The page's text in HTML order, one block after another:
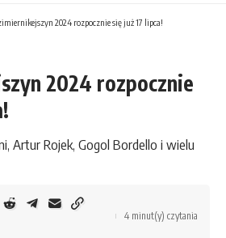
2024 rozpocznie się już 17 lipca!
2024 rozpocznie
Artur Rojek, Gogol Bordello i wielu
4 minut(y) czytania